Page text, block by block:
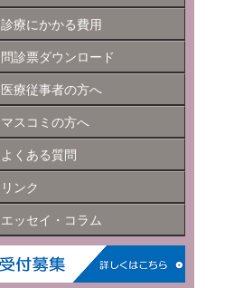
診療にかかる費用
問診票ダウンロード
医療従事者の方へ
マスコミの方へ
よくある質問
リンク
エッセイ・コラム